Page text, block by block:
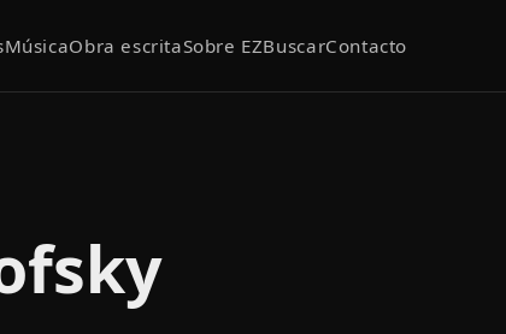
MúsicaObra escritaSobre EZBuscarContacto